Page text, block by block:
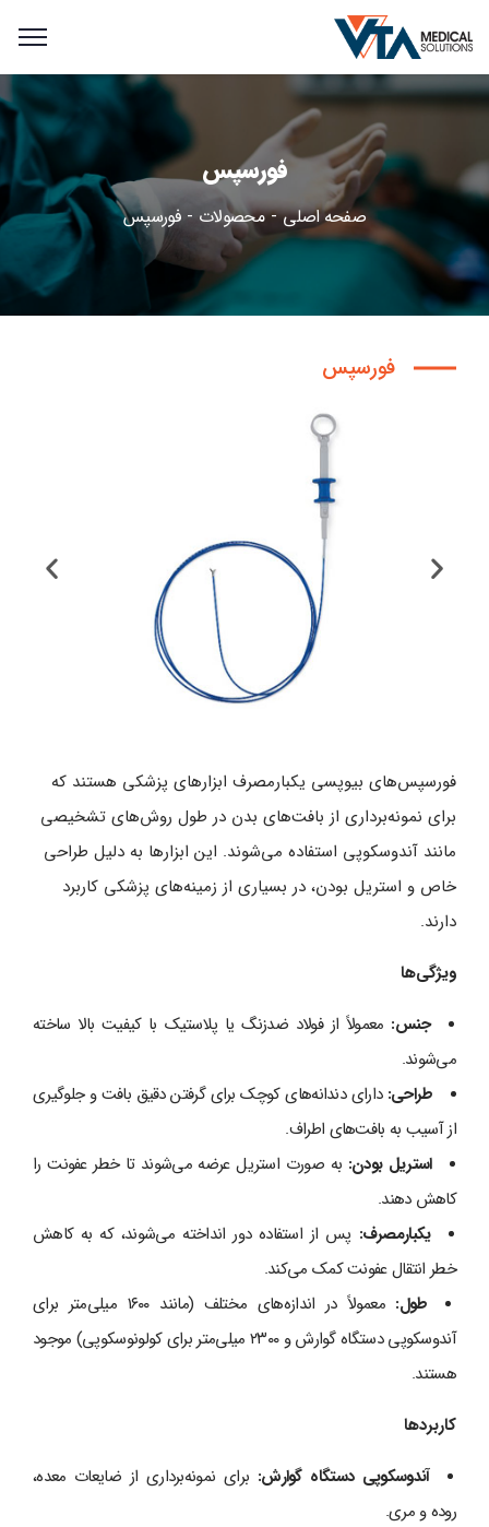
فورسپس
صفحه اصلی محصولات فورسپس
فورسپس
فورسپس‌های بیوپسی یکبارمصرف ابزارهای پزشکی هستند که
برای نمونه‌برداری از بافت‌های بدن در طول روش‌های تشخیصی
مانند آندوسکوپی استفاده می‌شوند. این ابزارها به دلیل طراحی
خاص و استریل بودن، در بسیاری از زمینه‌های پزشکی کاربرد
دارند.
ویژگی‌ها
جنس: معمولاً از فولاد ضدزنگ یا پلاستیک با کیفیت بالا ساخته
می‌شوند.
طراحی: دارای دندانه‌های کوچک برای گرفتن دقیق بافت و جلوگیری
از آسیب به بافت‌های اطراف.
استریل بودن: به صورت استریل عرضه می‌شوند تا خطر عفونت را
کاهش دهند.
یکبارمصرف: پس از استفاده دور انداخته می‌شوند، که به کاهش
خطر انتقال عفونت کمک می‌کند.
طول:
معمولاً در اندازه‌های مختلف (مانند ۱۶۰۰ میلی‌متر برای
آندوسکوپی دستگاه گوارش و ۲۳۰۰ میلی‌متر برای کولونوسکوپی) موجود
هستند.
کاربردها
آندوسکوپی دستگاه گوارش: برای نمونه‌برداری از ضایعات معده،
روده و مری.